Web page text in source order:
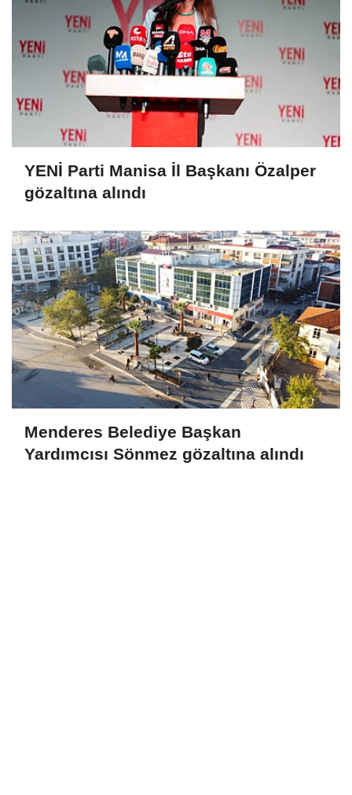
YENİ Parti Manisa İl Başkanı Özalper
gözaltına alındı
Menderes Belediye Başkan
Yardımcısı Sönmez gözaltına alındı